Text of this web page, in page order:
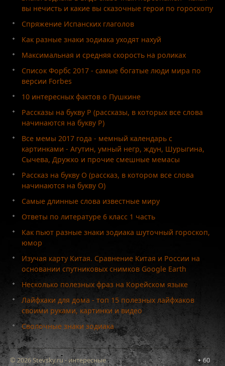
вы нечисть и какие вы сказочные герои по гороскопу
Спряжение Испанских глаголов
Как разные знаки зодиака уходят нахуй
Максимальная и средняя скорость на роликах
Список Форбс 2017 - самые богатые люди мира по
версии Forbes
10 интересных фактов о Пушкине
Рассказы на букву Р (рассказы, в которых все слова
начинаются на букву Р)
Все мемы 2017 года - мемный календарь с
картинками - Агутин, умный негр, ждун, Шурыгина,
Сычева, Дружко и прочие смешные мемасы
Рассказ на букву О (рассказ, в котором все слова
начинаются на букву О)
Самые длинные слова известные миру
Ответы по литературе 6 класс 1 часть
Как пьют разные знаки зодиака шуточный гороскоп,
юмор
Изучая карту Китая. Сравнение Китая и России на
основании спутниковых снимков Google Earth
Несколько полезных фраз на Корейском языке
Лайфхаки для дома - топ 15 полезных лайфхаков
своими руками, картинки и видео
Сволочные знаки зодиака
60
© 2026 Stevsky.ru - интересные